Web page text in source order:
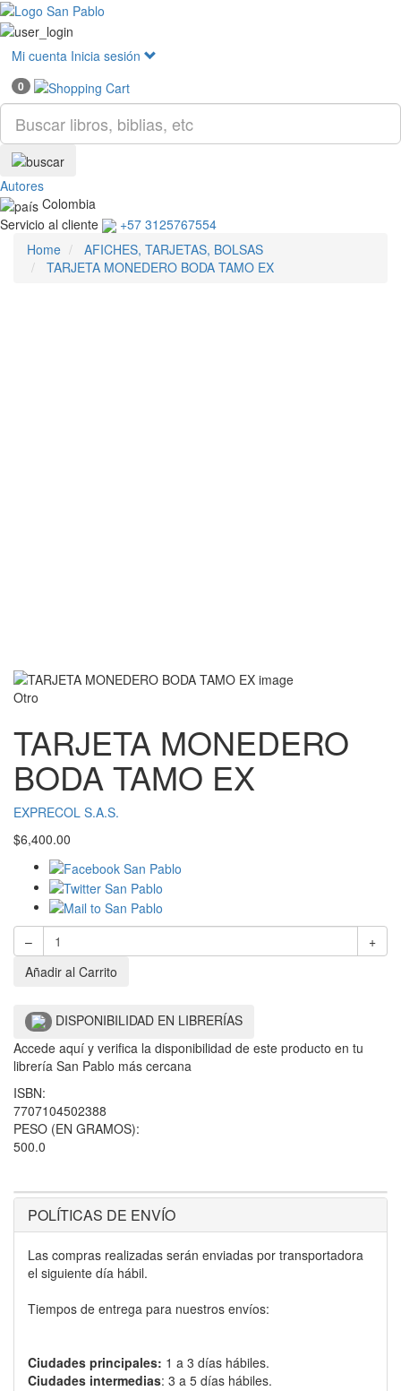
Mi cuenta Inicia sesión
0
Autores
Colombia
Servicio al cliente
+57 3125767554
Home
AFICHES, TARJETAS, BOLSAS
TARJETA MONEDERO BODA TAMO EX
Otro
TARJETA MONEDERO
BODA TAMO EX
EXPRECOL S.A.S.
$6,400.00
–
+
Añadir al Carrito
DISPONIBILIDAD EN LIBRERÍAS
Accede aquí y verifica la disponibilidad de este producto en tu
librería San Pablo más cercana
ISBN:
7707104502388
PESO (EN GRAMOS):
500.0
POLÍTICAS DE ENVÍO
Las compras realizadas serán enviadas por transportadora
el siguiente día hábil.
Tiempos de entrega para nuestros envíos:
Ciudades principales: 1 a 3 días hábiles.
Ciudades intermedias: 3 a 5 días hábiles.